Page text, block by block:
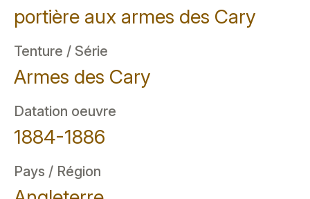
portière aux armes des Cary
Tenture / Série
Armes des Cary
Datation oeuvre
1884-1886
Pays / Région